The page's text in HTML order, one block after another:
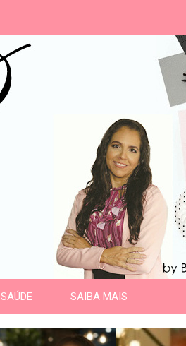
SAÚDE SAIBA MAIS